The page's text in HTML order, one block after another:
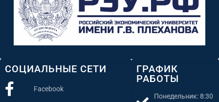
ГРАФИК
РАБОТЫ
Понедельник: 8:30
СОЦИАЛЬНЫЕ СЕТИ
Facebook